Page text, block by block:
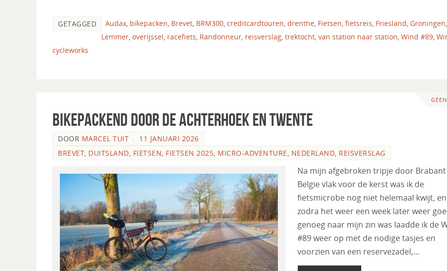
GETAGGED Audax bikepacken Brevet BRM300 creditcardtouren drenthe Fietsen fietsreis Friesland Groningen
Lemmer overijssel racefiets Randonneur reisverslag trektocht van station naar station Wind #89
cycleworks
Bikepackend door de Achterhoek en Twente
DOOR MARCEL TUIT
11 JANUARI 2026
BREVET, DUITSLAND, FIETSEN, FIETSEN 2025, MICRO-ADVENTURE, NEDERLAND, REISVERSLAG
Na mijn afgebroken tripje door
Belgie vlak voor de kerst was ik de
fietsmicrobe nog niet helemaal kwijt, en
zodra het weer een week later weer
genoeg naar mijn zin was laadde ik de
#89 weer op met de nodige tasjes en
voorzien van een reservezadel,…